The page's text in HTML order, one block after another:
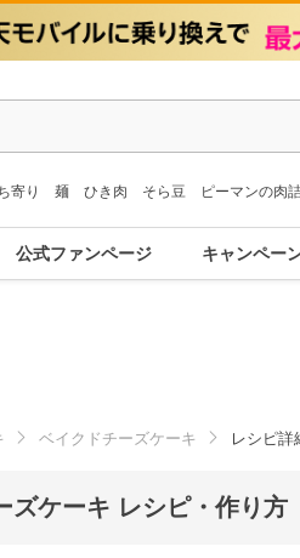
寄り 麺 ひき肉 そら豆 ピーマンの肉
公式ファンページ キャンペー
ベイクドチーズケーキ レシピ詳
ズケーキ レシピ・作り方